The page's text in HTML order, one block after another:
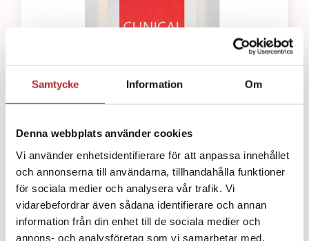
Samtycke Information Om
Denna webbplats använder cookies
Vi använder enhetsidentifierare för att anpassa innehållet
och annonserna till användarna, tillhandahålla funktioner
för sociala medier och analysera vår trafik. Vi
vidarebefordrar även sådana identifierare och annan
information från din enhet till de sociala medier och
annons- och analysföretag som vi samarbetar med.